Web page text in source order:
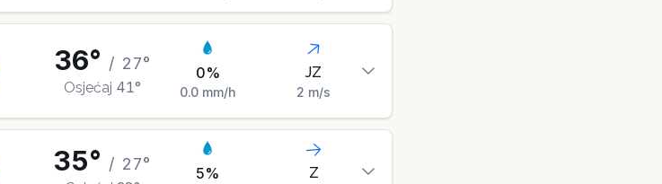
36° / 27°
Osjećaj 41°
0%
0.0mm/h
JZ
2 m/s
35° / 27°
5% Z